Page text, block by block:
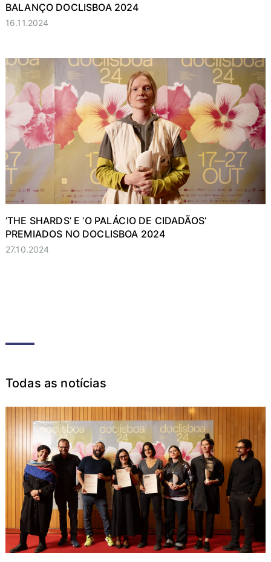
BALANÇO DOCLISBOA 2024
16.11.2024
‘THE SHARDS’ E ‘O PALÁCIO DE CIDADÃOS’
PREMIADOS NO DOCLISBOA 2024
27.10.2024
Todas as notícias